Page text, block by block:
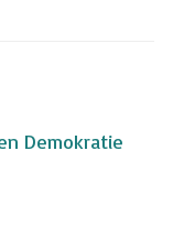
Demokratie